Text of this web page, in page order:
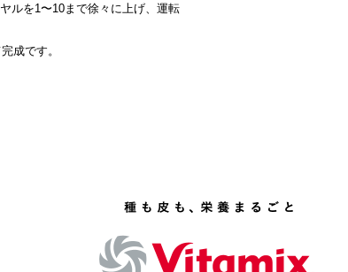
ルを1〜10まで徐々に上げ、運転
成です。